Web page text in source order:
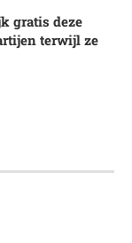
gratis deze
terwijl ze